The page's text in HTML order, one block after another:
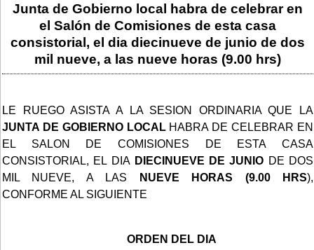
Junta de Gobierno local habra de celebrar en
el Salón de Comisiones de esta casa
consistorial, el dia diecinueve de junio de dos
mil nueve, a las nueve horas (9.00 hrs)
LE RUEGO ASISTA A LA SESION ORDINARIA QUE LA
JUNTA DE GOBIERNO LOCAL HABRA DE CELEBRAR EN
EL SALON DE COMISIONES DE ESTA CASA
CONSISTORIAL, EL DIADIECINUEVE DE JUNIO DE DOS
MIL NUEVE, A LAS NUEVE HORAS (9.00 HRS),
CONFORME AL SIGUIENTE
ORDEN DEL DIA